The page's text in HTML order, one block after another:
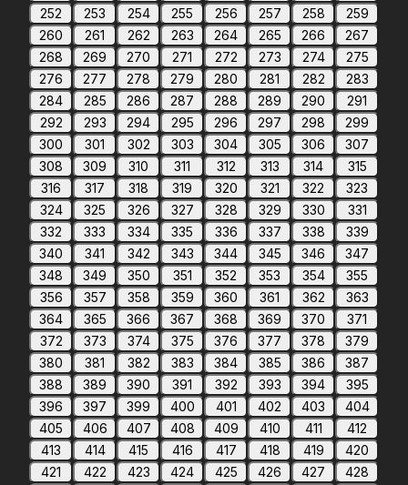
252
253 254 255 256 257 258
259
260
261 262 263 264 265 266
267
268
269 270 271 272 273 274
275
276
277 278 279 280 281 282
283
284
285 286 287 288 289 290
291
292
293 294 295 296 297 298
299
300
301 302 303 304 305 306
307
308
309 310 311 312 313 314
315
316
317 318 319 320 321 322
323
324
325 326 327 328 329 330
331
332
333 334 335 336 337 338
339
340
341 342 343 344 345 346
347
348
349 350 351 352 353 354
355
356
357 358 359 360 361 362
363
364
365 366 367 368 369 370
371
372
373 374 375 376 377 378
379
380
381 382 383 384 385 386
387
388
389 390 391 392 393 394
395
396
397 399 400 401 402 403
404
405
406 407 408 409 410 411
412
413
414 415 416 417 418 419
420
421
422 423 424 425 426 427 428